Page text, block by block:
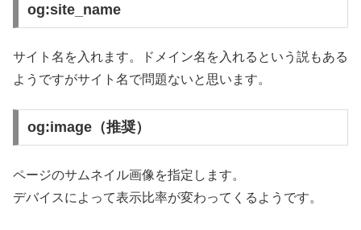
og:site_name
サイト名を入れます。ドメイン名を入れるという説もある
ようですがサイト名で問題ないと思います。
og:image（推奨）
ページのサムネイル画像を指定します。
デバイスによって表示比率が変わってくるようです。